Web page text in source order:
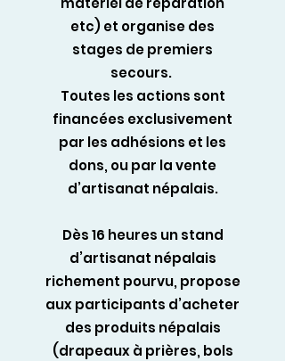
etc) et organise des
stages de premiers
secours.
Toutes les actions sont
financées exclusivement
par les adhésions et les
dons, ou par la vente
d’artisanat népalais.
Dès 16 heures un stand
d’artisanat népalais
richement pourvu, propose
aux participants d’acheter
des produits népalais
(drapeaux à prières, bols